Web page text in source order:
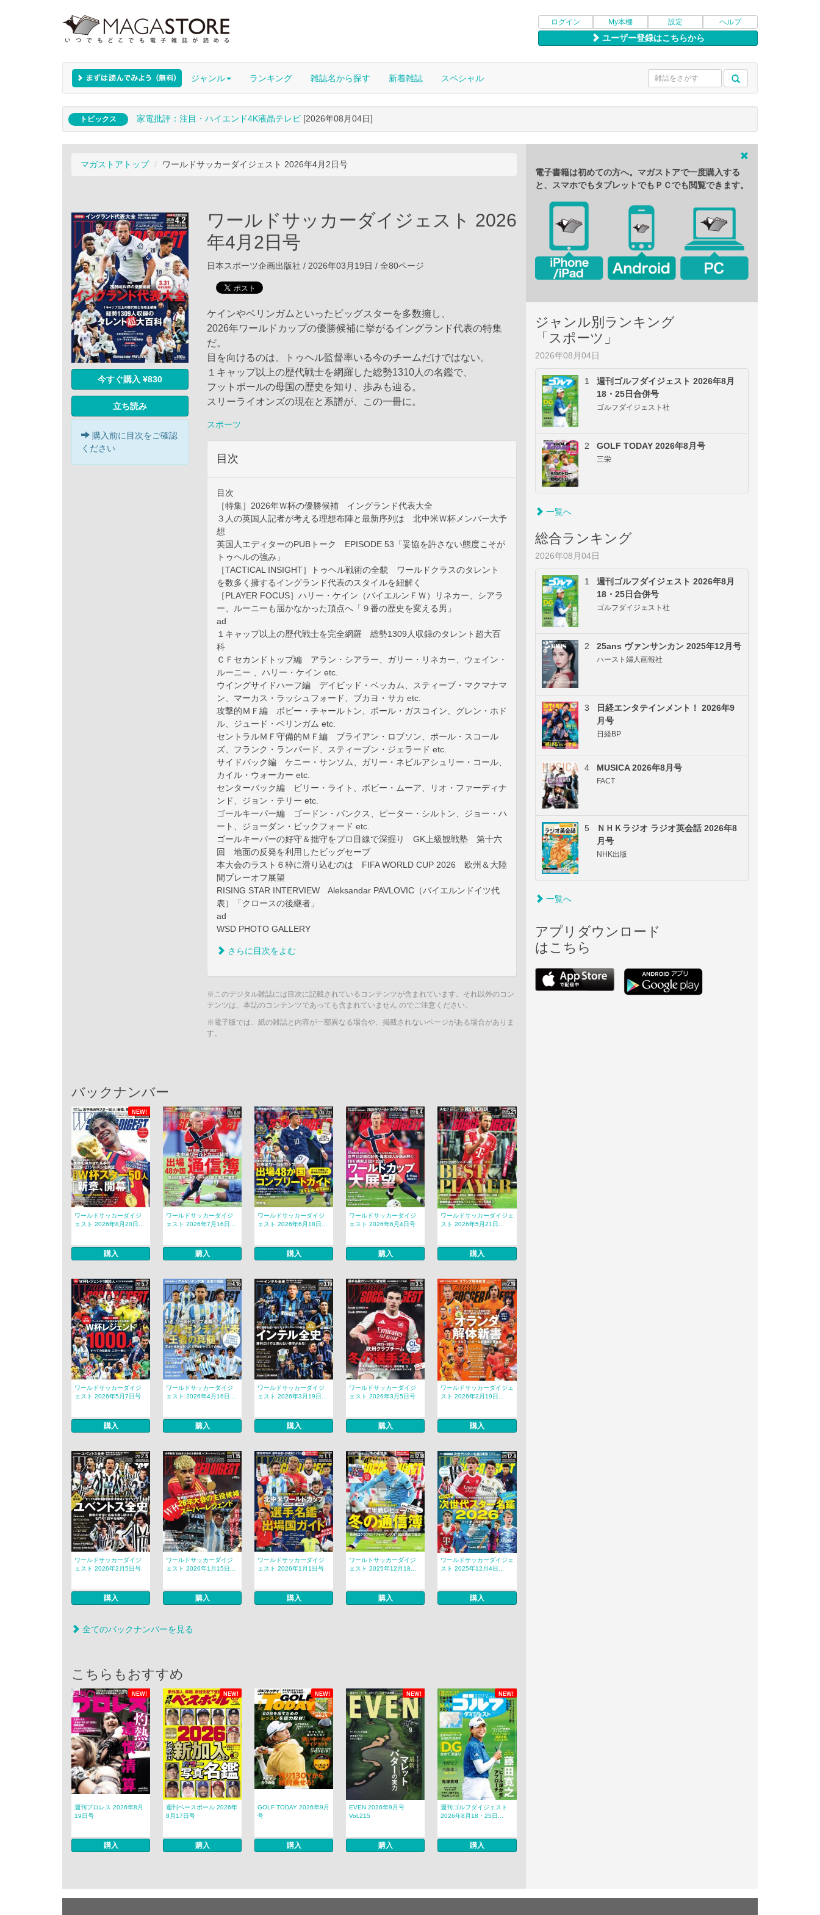
ログイン My本棚 設定 ヘルプ
ユーザー登録はこちらから
ジャンル ランキング 雑誌名から探す 新着雑誌 スペシャル
トピックス 家電批評：注目・ハイエンド4K液晶テレビ [2026年08月04日]
マガストアトップ ワールドサッカーダイジェスト 2026年4月2日号
今すぐ購入 ¥830
立ち読み
購入前に目次をご確認
ください
ワールドサッカーダイジェスト 2026
年4月2日号
日本スポーツ企画出版社 / 2026年03月19日 / 全80ページ
ケインやベリンガムといったビッグスターを多数擁し、
2026年ワールドカップの優勝候補に挙がるイングランド代表の特集
だ。
目を向けるのは、トゥヘル監督率いる今のチームだけではない。
１キャップ以上の歴代戦士を網羅した総勢1310人の名鑑で、
フットボールの母国の歴史を知り、歩みも辿る。
スリーライオンズの現在と系譜が、この一冊に。
スポーツ
目次
目次
［特集］2026年Ｗ杯の優勝候補 イングランド代表大全
３人の英国人記者が考える理想布陣と最新序列は 北中米Ｗ杯メンバー大予
想
英国人エディターのPUBトーク EPISODE 53「妥協を許さない態度こそが
トゥヘルの強み」
［TACTICAL INSIGHT］トゥヘル戦術の全貌 ワールドクラスのタレント
を数多く擁するイングランド代表のスタイルを紐解く
［PLAYER FOCUS］ハリー・ケイン（バイエルンＦＷ）リネカー、シアラ
ー、ルーニーも届かなかった頂点へ「９番の歴史を変える男」
ad
１キャップ以上の歴代戦士を完全網羅 総勢1309人収録のタレント超大百
科
ＣＦセカンドトップ編 アラン・シアラー、ガリー・リネカー、ウェイン・
ルーニー 、ハリー・ケイン etc.
ウイングサイドハーフ編 デイビッド・ベッカム、スティーブ・マクマナマ
ン、マーカス・ラッシュフォード、ブカヨ・サカ etc.
攻撃的ＭＦ編 ボビー・チャールトン、ポール・ガスコイン、グレン・ホド
ル、ジュード・ベリンガム etc.
セントラルＭＦ守備的ＭＦ編 ブライアン・ロブソン、ポール・スコール
ズ、フランク・ランパード、スティーブン・ジェラード etc.
サイドバック編 ケニー・サンソム、ガリー・ネビルアシュリー・コール、
カイル・ウォーカー etc.
センターバック編 ビリー・ライト、ボビー・ムーア、リオ・ファーディナ
ンド、ジョン・テリー etc.
ゴールキーパー編 ゴードン・バンクス、ピーター・シルトン、ジョー・ハ
ート、ジョーダン・ピックフォード etc.
ゴールキーパーの好守＆拙守をプロ目線で深掘り GK上級観戦塾 第十六
回 地面の反発を利用したビッグセーブ
本大会のラスト６枠に滑り込むのは FIFA WORLD CUP 2026 欧州＆大陸
間プレーオフ展望
RISING STAR INTERVIEW Aleksandar PAVLOVIC（バイエルンドイツ代
表）「クロースの後継者」
ad
WSD PHOTO GALLERY
さらに目次をよむ
※このデジタル雑誌には目次に記載されているコンテンツが含まれています。それ以外のコン
テンツは、本誌のコンテンツであっても含まれていません のでご注意ください。
※電子版では、紙の雑誌と内容が一部異なる場合や、掲載されないページがある場合がありま
す。
バックナンバー
NEW!
ワールドサッカーダイジ
ェスト 2026年8月20日...
購入
ワールドサッカーダイジ
ェスト 2026年7月16日...
購入
ワールドサッカーダイジ
ェスト 2026年6月18日...
購入
ワールドサッカーダイジ
ェスト 2026年6月4日号
購入
ワールドサッカーダイジェ
スト 2026年5月21日...
購入
ワールドサッカーダイジ
ェスト 2026年5月7日号
購入
ワールドサッカーダイジ
ェスト 2026年4月16日...
購入
ワールドサッカーダイジ
ェスト 2026年3月19日...
購入
ワールドサッカーダイジ
ェスト 2026年3月5日号
購入
ワールドサッカーダイジェ
スト 2026年2月19日...
購入
ワールドサッカーダイジ
ェスト 2026年2月5日号
購入
ワールドサッカーダイジ
ェスト 2026年1月15日...
購入
ワールドサッカーダイジ
ェスト 2026年1月1日号
購入
ワールドサッカーダイジ
ェスト 2025年12月18...
購入
ワールドサッカーダイジェ
スト 2025年12月4日...
購入
全てのバックナンバーを見る
こちらもおすすめ
NEW! NEW! NEW! NEW! NEW!
週刊プロレス 2026年8月
19日号
購入
週刊ベースボール 2026年
8月17日号
購入
GOLF TODAY 2026年9月
号
購入
EVEN 2026年9月号
Vol.215
購入
週刊ゴルフダイジェスト
2026年8月18・25日...
購入
電子書籍は初めての方へ。マガストアで一度購入する
と、スマホでもタブレットでもＰＣでも閲覧できます。
ジャンル別ランキング
「スポーツ」
2026年08月04日
1
週刊ゴルフダイジェスト 2026年8月
18・25日合併号
ゴルフダイジェスト社
2 GOLF TODAY 2026年8月号
三栄
一覧へ
総合ランキング
2026年08月04日
1
週刊ゴルフダイジェスト 2026年8月
18・25日合併号
ゴルフダイジェスト社
2 25ans ヴァンサンカン 2025年12月号
ハースト婦人画報社
3
日経エンタテインメント！ 2026年9
月号
日経BP
4 MUSICA 2026年8月号
FACT
5
ＮＨＫラジオ ラジオ英会話 2026年8
月号
NHK出版
一覧へ
アプリダウンロード
はこちら